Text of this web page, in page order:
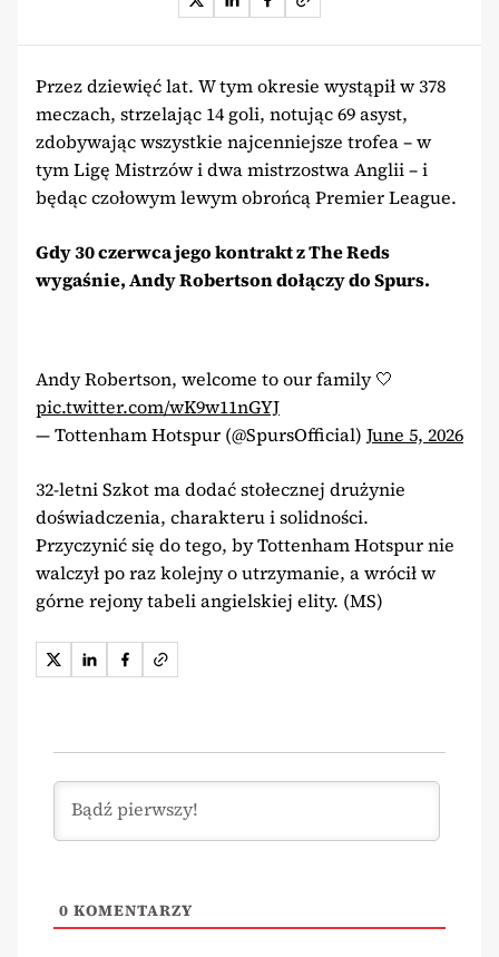
Przez dziewięć lat. W tym okresie wystąpił w 378
meczach, strzelając 14 goli, notując 69 asyst,
zdobywając wszystkie najcenniejsze trofea – w
tym Ligę Mistrzów i dwa mistrzostwa Anglii – i
będąc czołowym lewym obrońcą Premier League.
Gdy 30 czerwca jego kontrakt z The Reds
wygaśnie, Andy Robertson dołączy do Spurs.
Andy Robertson, welcome to our family 🤍
pic.twitter.com/wK9w11nGYJ
— Tottenham Hotspur (@SpursOfficial) June 5, 2026
32-letni Szkot ma dodać stołecznej drużynie
doświadczenia, charakteru i solidności.
Przyczynić się do tego, by Tottenham Hotspur nie
walczył po raz kolejny o utrzymanie, a wrócił w
górne rejony tabeli angielskiej elity. (MS)
0 KOMENTARZY